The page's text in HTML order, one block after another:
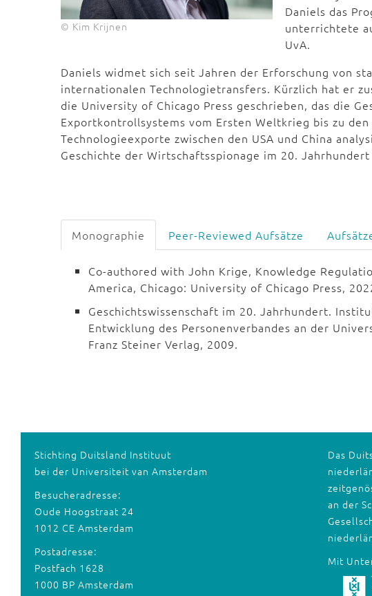
© Kim Krijnen
Daniels das
unterrichtete
UvA.
Daniels widmet sich seit Jahren der Erforschung von
internationalen Technologietransfers. Kürzlich hat er
die University of Chicago Press geschrieben, das die
Exportkontrollsystems vom Ersten Weltkrieg bis zu
Technologieexporte zwischen den USA und China
Geschichte der Wirtschaftsspionage im 20.
Monographie Peer-Reviewed Aufsätze
Co-authored with John Krige, Knowledge
America, Chicago: University of Chicago Press,
Geschichtswissenschaft im 20. Jahrhundert.
Entwicklung des Personenverbandes an der
Franz Steiner Verlag, 2009.
Stichting Duitsland Instituut
bei der Universiteit van Amsterdam
Besucheradresse:
Oude Hoogstraat 24
1012 CE Amsterdam
Postadresse:
Postfach 1628
1000 BP Amsterdam
Das
an der
Mit